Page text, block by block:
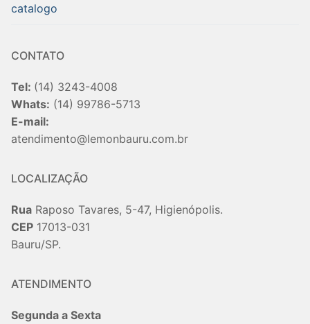
catalogo
CONTATO
Tel: (14) 3243-4008
Whats: (14) 99786-5713
E-mail:
atendimento@lemonbauru.com.br
LOCALIZAÇÃO
Rua Raposo Tavares, 5-47, Higienópolis.
CEP 17013-031
Bauru/SP.
ATENDIMENTO
Segunda a Sexta